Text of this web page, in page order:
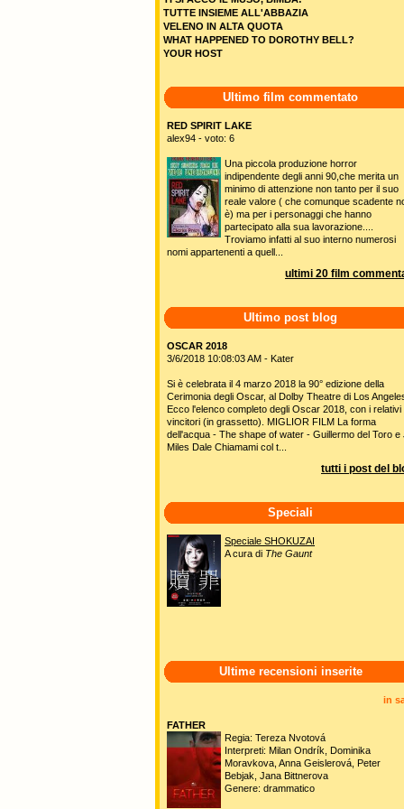
TUTTE INSIEME ALL'ABBAZIA
VELENO IN ALTA QUOTA
WHAT HAPPENED TO DOROTHY BELL?
YOUR HOST
Ultimo film commentato
RED SPIRIT LAKE
alex94 - voto: 6
Una piccola produzione horror
indipendente degli anni 90,che merita un
minimo di attenzione non tanto per il suo
reale valore ( che comunque scadente
è) ma per i personaggi che hanno
partecipato alla sua lavorazione....
Troviamo infatti al suo interno numerosi
nomi appartenenti a quell...
ultimi 20 film
Ultimo post blog
OSCAR 2018
3/6/2018 10:08:03 AM - Kater
Si è celebrata il 4 marzo 2018 la 90° edizione della
Cerimonia degli Oscar, al Dolby Theatre di Los
Ecco l'elenco completo degli Oscar 2018, con i relativi
vincitori (in grassetto). MIGLIOR FILM La forma
dell'acqua - The shape of water - Guillermo del Toro e
Miles Dale Chiamami col t...
tutti i post del
Speciali
Speciale SHOKUZAI
A cura di The Gaunt
Ultime recensioni inserite
in
FATHER
Regia: Tereza Nvotová
Interpreti: Milan Ondrík, Dominika
Moravkova, Anna Geislerová, Peter
Bebjak, Jana Bittnerova
Genere: drammatico